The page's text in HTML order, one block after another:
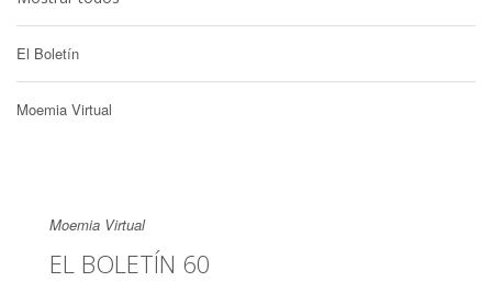
El Boletín
Moemia Virtual
Moemia Virtual
EL BOLETÍN 60